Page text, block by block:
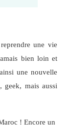
une vie
bien loin et
une nouvelle
geek, mais aussi
! Encore un